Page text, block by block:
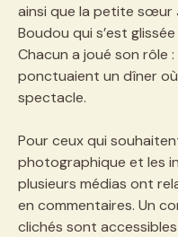
ainsi que la petite sœur
Boudou qui s’est
Chacun a joué son rôle
ponctuaient un dîner
spectacle.
Pour ceux qui
photographique et les
plusieurs médias ont
en commentaires. Un
clichés sont